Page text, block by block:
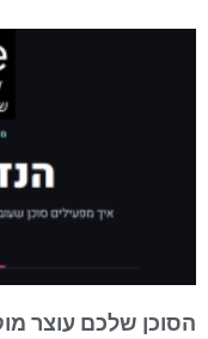
הסוכן שלכם עוצר